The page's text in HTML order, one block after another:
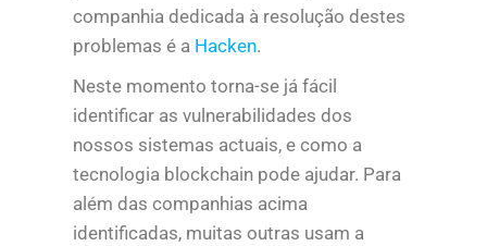
companhia dedicada à resolução destes
problemas é a Hacken.
Neste momento torna-se já fácil
identificar as vulnerabilidades dos
nossos sistemas actuais, e como a
tecnologia blockchain pode ajudar. Para
além das companhias acima
identificadas, muitas outras usam a